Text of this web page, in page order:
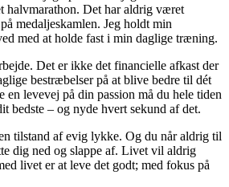
halvmarathon. Det har aldrig været
medaljeskamlen. Jeg holdt min
med at holde fast i min daglige træning.
Det er ikke det financielle afkast der
bestræbelser på at blive bedre til dét
en levevej på din passion må du hele tiden
bedste – og nyde hvert sekund af det.
tilstand af evig lykke. Og du når aldrig til
dig ned og slappe af. Livet vil aldrig
livet er at leve det godt; med fokus på